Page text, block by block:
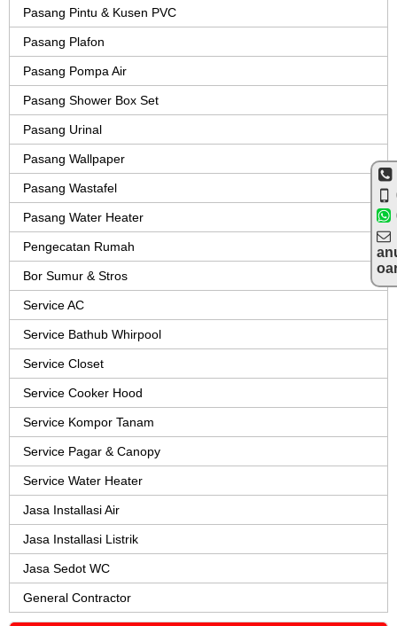
Pasang Pintu & Kusen PVC
Pasang Plafon
Pasang Pompa Air
Pasang Shower Box Set
Pasang Urinal
Pasang Wallpaper
Pasang Wastafel
Pasang Water Heater
Pengecatan Rumah
Bor Sumur & Stros
Service AC
Service Bathub Whirpool
Service Closet
Service Cooker Hood
Service Kompor Tanam
Service Pagar & Canopy
Service Water Heater
Jasa Installasi Air
Jasa Installasi Listrik
Jasa Sedot WC
General Contractor